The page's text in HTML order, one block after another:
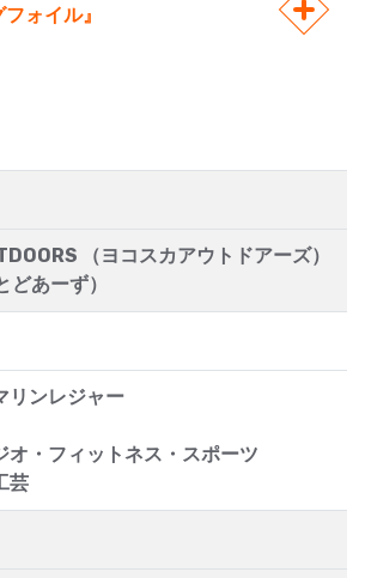
フォイル』
（ヨコスカアウトドアーズ）
どあーず）
リンレジャー
オ・フィットネス・スポーツ
芸